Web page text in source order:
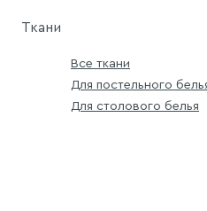
Ткани
Все ткани
Для постельного
Для столового белья